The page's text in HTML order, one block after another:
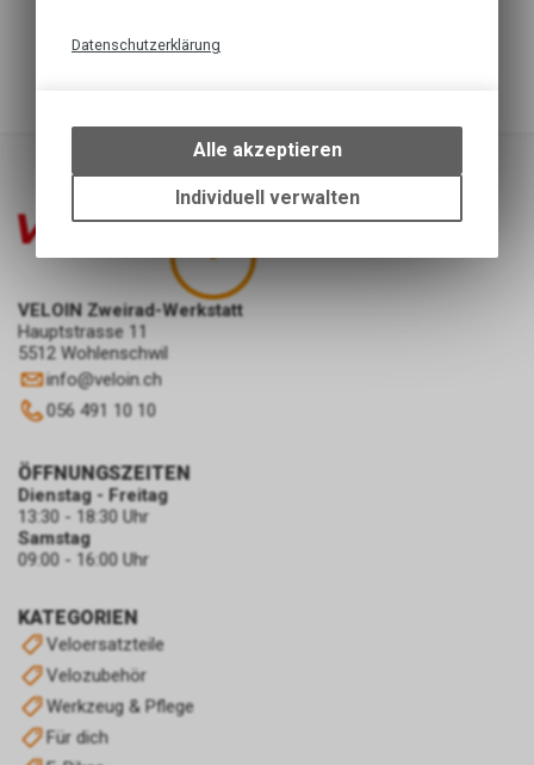
Mit 3-Punketadapter
VELOIN Zweirad-Werkstatt
Hauptstrasse 11
5512 Wohlenschwil
info@veloin.ch
056 491 10 10
KATEGORIEN
Veloersatzteile
Velozubehör
Werkzeug & Pflege
Für dich
ÖFFNUNGSZEITEN
Dienstag - Freitag
13:30 - 18:30 Uhr
Samstag
09:00 - 16:00 Uhr
Datenschutzerklärung
bestimmte Interaktionen und
Einstellungen auf Ihrem Gerät,
um die grundlegenden
Funktionen unseres Online-
des Warenkorbs, zu
ermöglichen. Bitte beachten Sie,
dass die gespeicherten Daten
Alle akzeptieren
Individuell verwalten